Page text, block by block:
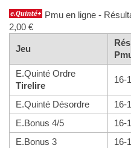
Pmu en ligne -
2,00 €
Jeu
E.Quinté Ordre
Tirelire
16-
E.Quinté Désordre
16-
E.Bonus 4/5
16-
E.Bonus 3
16-